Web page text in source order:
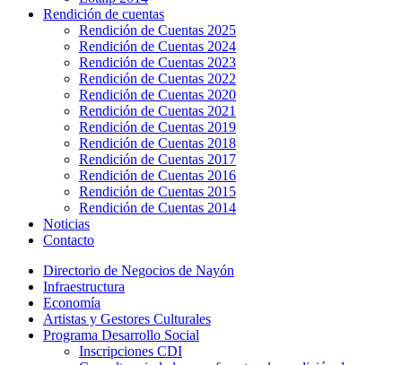
Rendición de cuentas
Rendición de Cuentas 2025
Rendición de Cuentas 2024
Rendición de Cuentas 2023
Rendición de Cuentas 2022
Rendición de Cuentas 2020
Rendición de Cuentas 2021
Rendición de Cuentas 2019
Rendición de Cuentas 2018
Rendición de Cuentas 2017
Rendición de Cuentas 2016
Rendición de Cuentas 2015
Rendición de Cuentas 2014
Noticias
Contacto
Directorio de Negocios de Nayón
Infraestructura
Economía
Artistas y Gestores Culturales
Programa Desarrollo Social
Inscripciones CDI